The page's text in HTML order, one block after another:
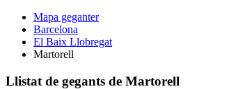
Mapa geganter
Barcelona
El Baix Llobregat
Martorell
Llistat de gegants de Martorell